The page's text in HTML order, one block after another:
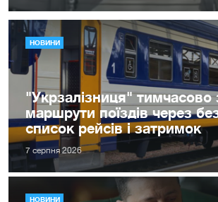
НОВИНИ
"Укрзалізниця" тимчасово
маршрути поїздів через
список рейсів і затримок
7 серпня 2026
НОВИНИ